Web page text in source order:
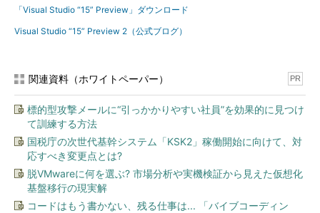
「Visual Studio “15” Preview」ダウンロード
Visual Studio “15” Preview 2（公式ブログ）
関連資料（ホワイトペーパー） PR
標的型攻撃メールに“引っかかりやすい社員”を効果的に見つけ
て訓練する方法
国税庁の次世代基幹システム「KSK2」稼働開始に向けて、対
応すべき変更点とは?
脱VMwareに何を選ぶ? 市場分析や実機検証から見えた仮想化
基盤移行の現実解
コードはもう書かない、残る仕事は... 「バイブコーディン